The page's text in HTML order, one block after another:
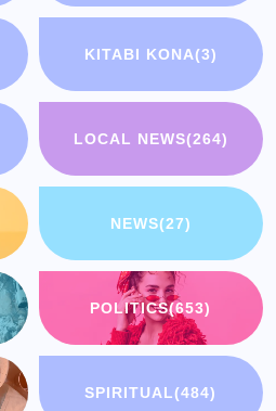
KITABI KONA(3)
LOCAL NEWS(264)
NEWS(27)
POLITICS(653)
SPIRITUAL(484)